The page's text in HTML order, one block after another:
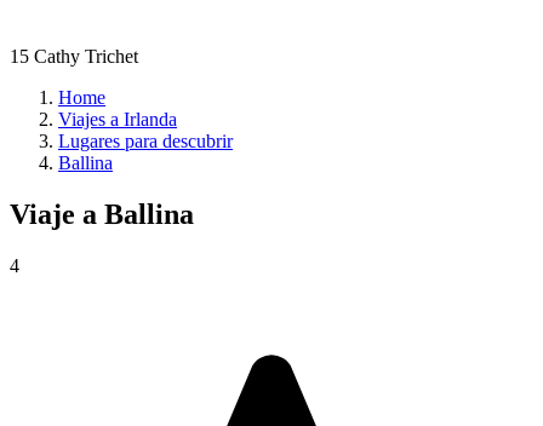
15 Cathy Trichet
Home
Viajes a Irlanda
Lugares para descubrir
Ballina
Viaje a Ballina
4